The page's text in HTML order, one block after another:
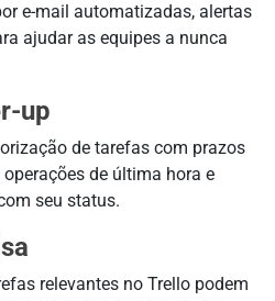
e-mail automatizadas, alertas
ajudar as equipes a nunca
up
de tarefas com prazos
de última hora e
seu status.
relevantes no Trello podem